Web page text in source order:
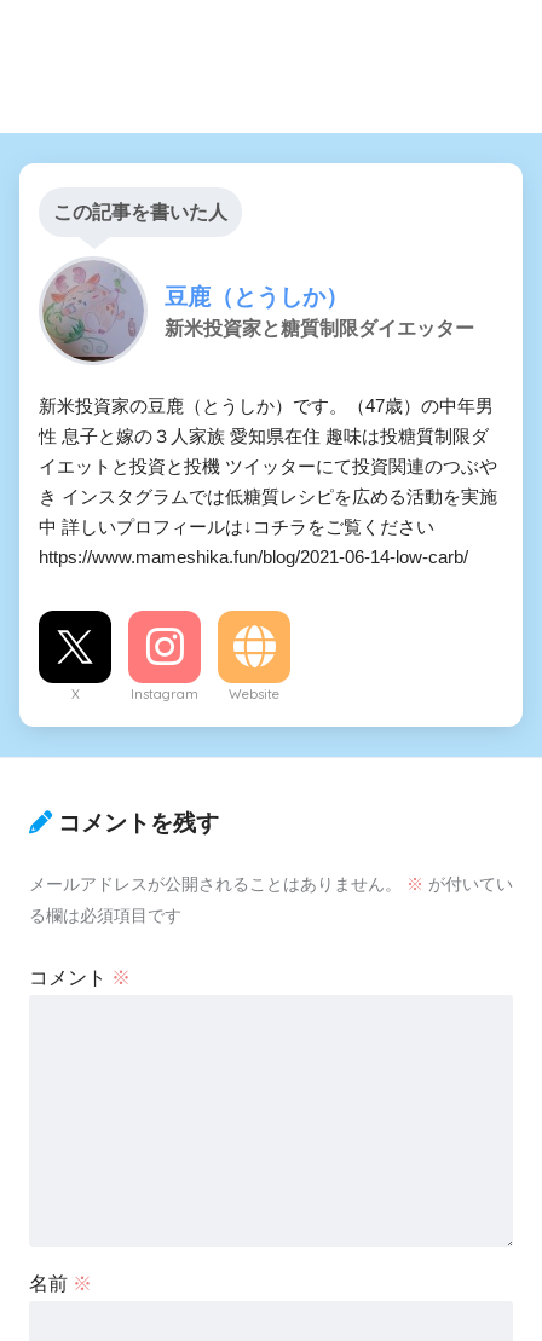
この記事を書いた人
豆鹿（とうしか）
新米投資家と糖質制限ダイエッター
新米投資家の豆鹿（とうしか）です。（47歳）の中年男
性 息子と嫁の３人家族 愛知県在住 趣味は投糖質制限ダ
イエットと投資と投機 ツイッターにて投資関連のつぶや
き インスタグラムでは低糖質レシピを広める活動を実施
中 詳しいプロフィールは↓コチラをご覧ください
https://www.mameshika.fun/blog/2021-06-14-low-carb/
X Instagram Website
コメントを残す
メールアドレスが公開されることはありません。 ※ が付いてい
る欄は必須項目です
コメント ※
名前 ※